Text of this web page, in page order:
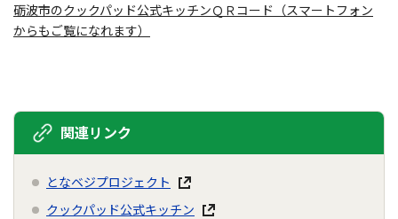
砺波市のクックパッド公式キッチンＱＲコード（スマートフォン
からもご覧になれます）
関連リンク
となベジプロジェクト
クックパッド公式キッチン